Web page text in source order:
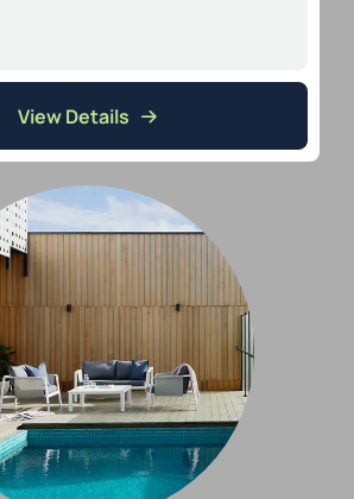
View Details